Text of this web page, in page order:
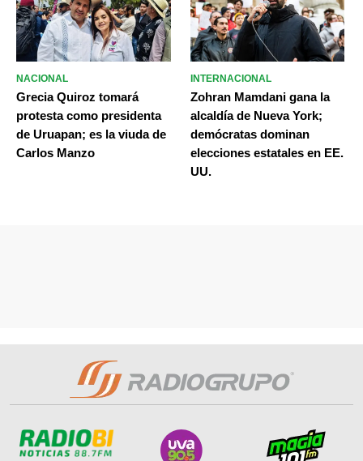
NACIONAL
Grecia Quiroz tomará
protesta como presidenta
de Uruapan; es la viuda de
Carlos Manzo
INTERNACIONAL
Zohran Mamdani gana la
alcaldía de Nueva York;
demócratas dominan
elecciones estatales en EE.
UU.